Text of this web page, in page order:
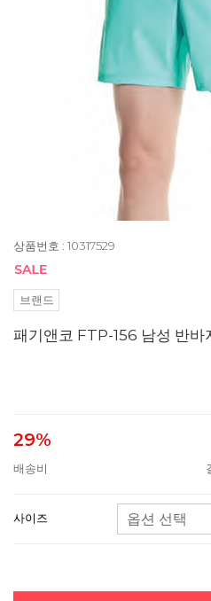
상품번호 : 10317529
브랜드
패기앤코 FTP-156 남성 반바
29%
배송비
사이즈